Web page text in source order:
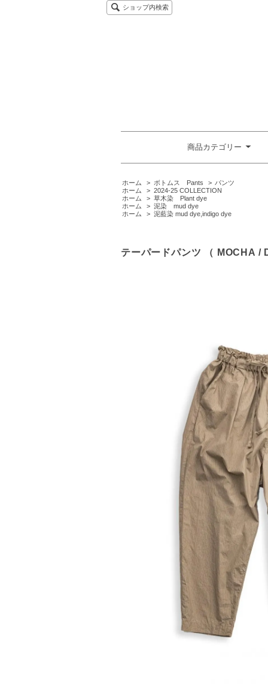
ショップ内検索
商品カテゴリー
ホーム > ボトムス Pants > パンツ
ホーム
> 2024-25 COLLECTION
ホーム
> 草木染 Plant dye
ホーム
> 泥染 mud dye
ホーム
> 泥藍染 mud dye,indigo dye
テーパードパンツ （ MOCHA /